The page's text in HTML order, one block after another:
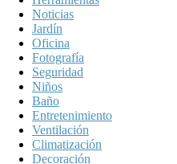
Noticias
Jardín
Oficina
Fotografía
Seguridad
Niños
Baño
Entretenimiento
Ventilación
Climatización
Decoración